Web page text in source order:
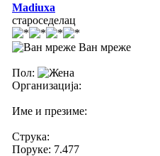
Madiuxa
староседелац
Ван мреже
Пол:
Организација:
Име и презиме:
Струка:
Поруке: 7.477